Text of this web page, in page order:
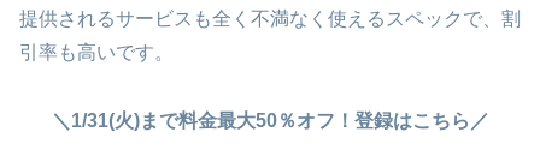
提供されるサービスも全く不満なく使えるスペックで、割
引率も高いです。
＼1/31(火)まで料金最大50％オフ！登録はこちら／